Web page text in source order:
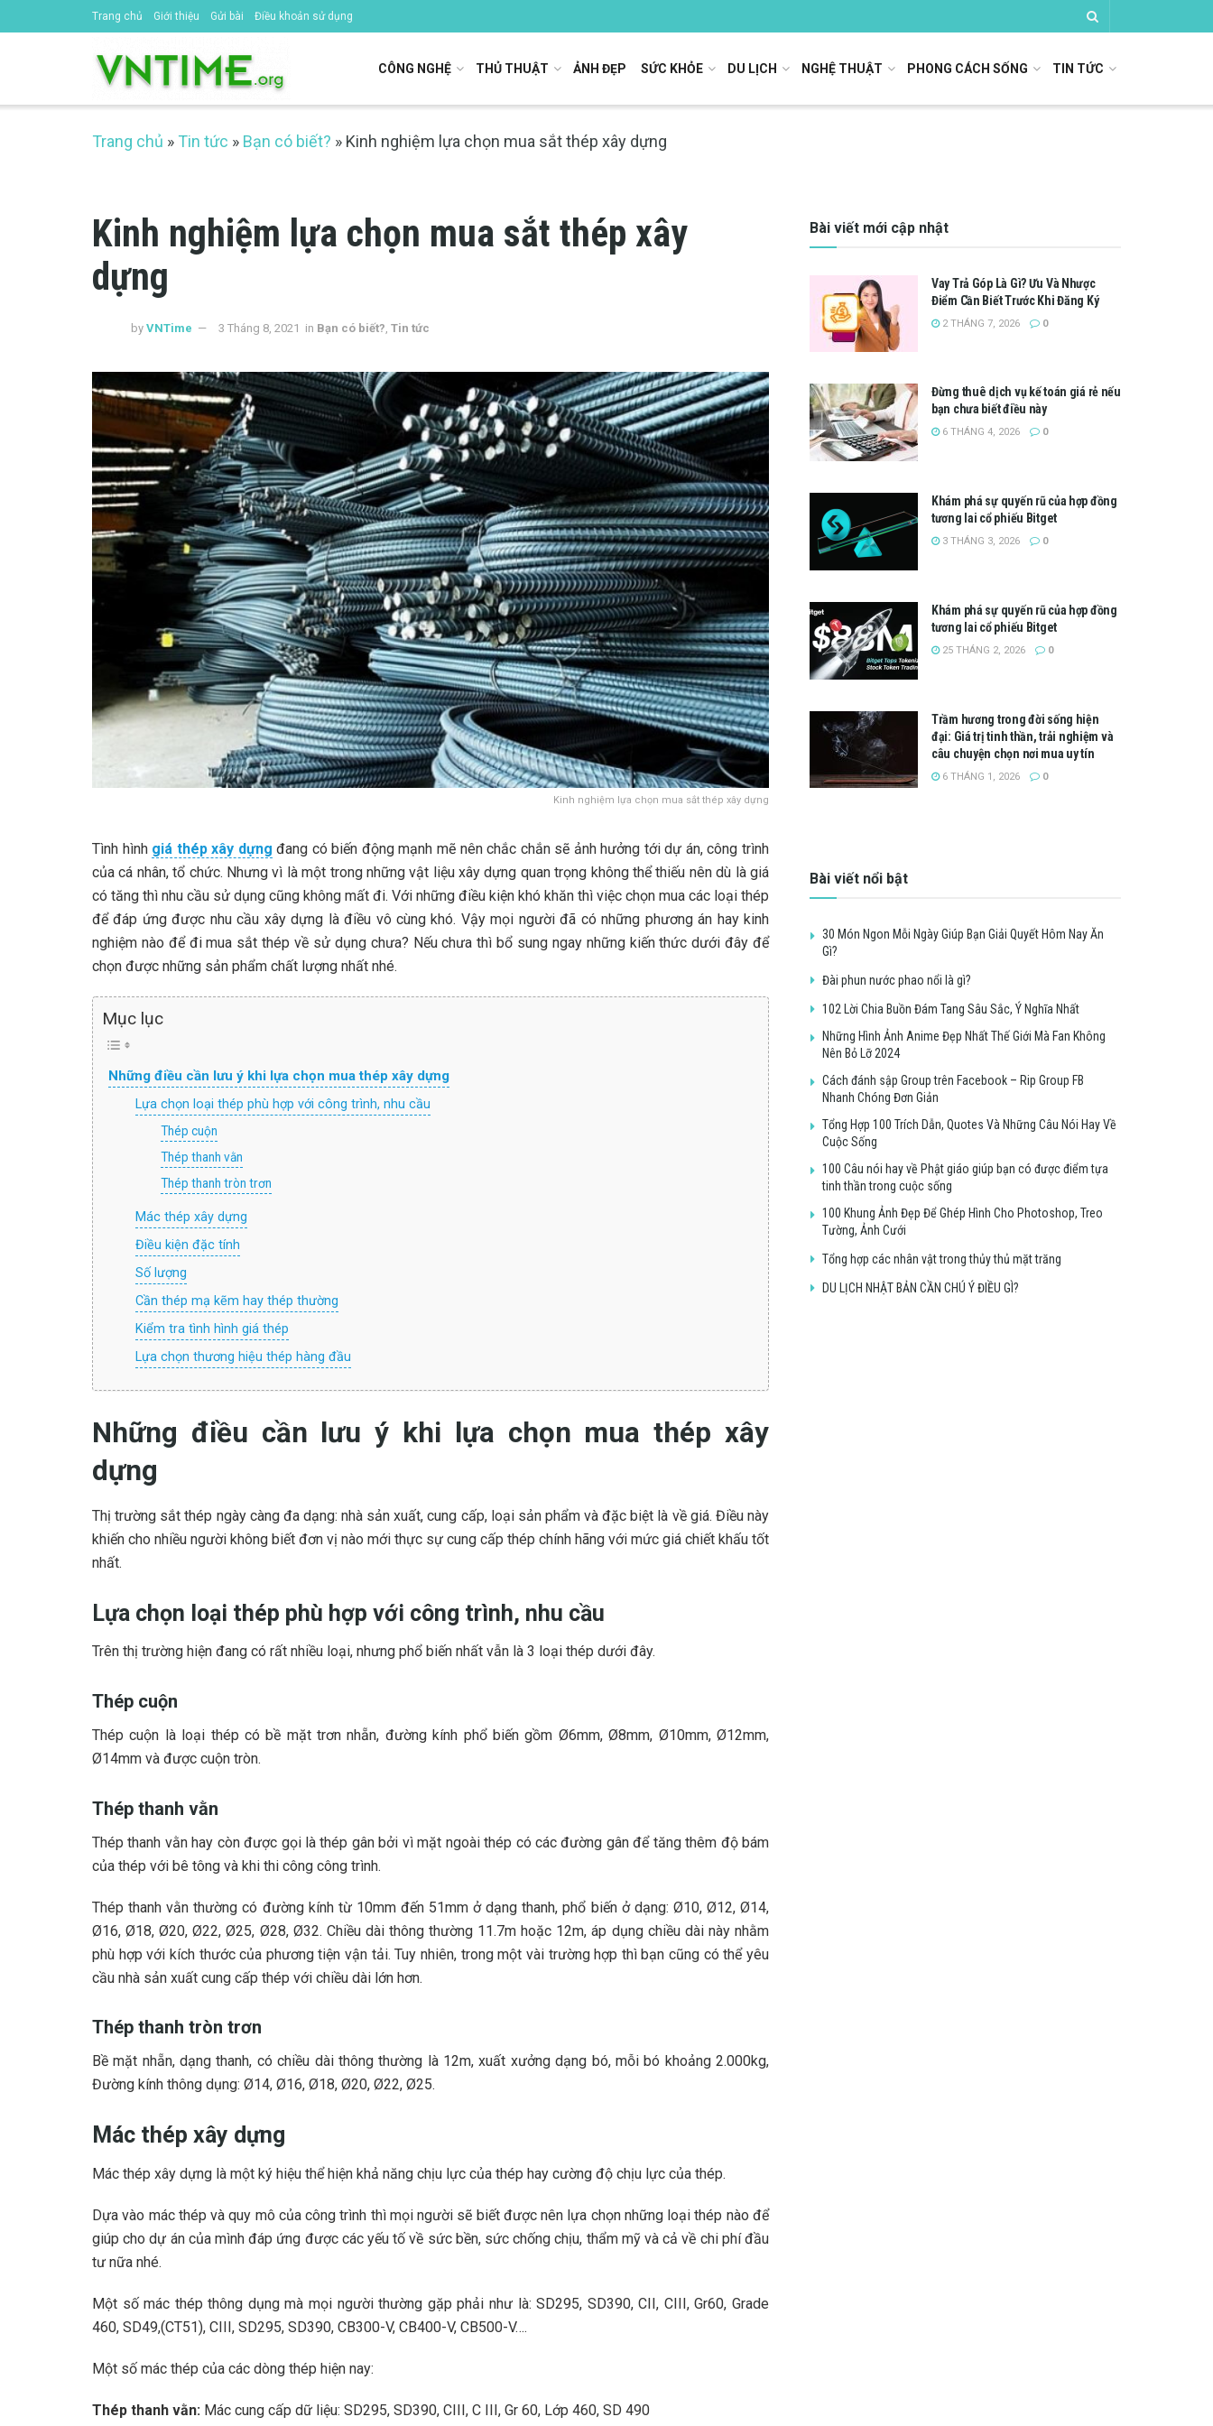
Trang chủ Giới thiệu Gửi bài Điều khoản sử dụng
CÔNG NGHỆ THỦ THUẬT ẢNH ĐẸP SỨC KHỎE DU LỊCH NGHỆ THUẬT PHONG CÁCH SỐNG TIN TỨC
Trang chủ » Tin tức » Bạn có biết? » Kinh nghiệm lựa chọn mua sắt thép xây dựng
Kinh nghiệm lựa chọn mua sắt thép xây
dựng
by VNTime 3 Tháng 8, 2021 in Bạn có biết?, Tin tức
Kinh nghiệm lựa chọn mua sắt thép xây dựng
Tình hình giá thép xây dựng đang có biến động mạnh mẽ nên chắc chắn sẽ ảnh hưởng tới dự án, công trình
của cá nhân, tổ chức. Nhưng vì là một trong những vật liệu xây dựng quan trọng không thể thiếu nên dù là giá
có tăng thì nhu cầu sử dụng cũng không mất đi. Với những điều kiện khó khăn thì việc chọn mua các loại thép
để đáp ứng được nhu cầu xây dựng là điều vô cùng khó. Vậy mọi người đã có những phương án hay kinh
nghiệm nào để đi mua sắt thép về sử dụng chưa? Nếu chưa thì bổ sung ngay những kiến thức dưới đây để
chọn được những sản phẩm chất lượng nhất nhé.
Mục lục
Những điều cần lưu ý khi lựa chọn mua thép xây dựng
Lựa chọn loại thép phù hợp với công trình, nhu cầu
Thép cuộn
Thép thanh vằn
Thép thanh tròn trơn
Mác thép xây dựng
Điều kiện đặc tính
Số lượng
Cần thép mạ kẽm hay thép thường
Kiểm tra tình hình giá thép
Lựa chọn thương hiệu thép hàng đầu
Những điều cần lưu ý khi lựa chọn mua thép xây
dựng
Thị trường sắt thép ngày càng đa dạng: nhà sản xuất, cung cấp, loại sản phẩm và đặc biệt là về giá. Điều này
khiến cho nhiều người không biết đơn vị nào mới thực sự cung cấp thép chính hãng với mức giá chiết khấu tốt
nhất.
Lựa chọn loại thép phù hợp với công trình, nhu cầu
Trên thị trường hiện đang có rất nhiều loại, nhưng phổ biến nhất vẫn là 3 loại thép dưới đây.
Thép cuộn
Thép cuộn là loại thép có bề mặt trơn nhẵn, đường kính phổ biến gồm Ø6mm, Ø8mm, Ø10mm, Ø12mm,
Ø14mm và được cuộn tròn.
Thép thanh vằn
Thép thanh vằn hay còn được gọi là thép gân bởi vì mặt ngoài thép có các đường gân để tăng thêm độ bám
của thép với bê tông và khi thi công công trình.
Thép thanh vằn thường có đường kính từ 10mm đến 51mm ở dạng thanh, phổ biến ở dạng: Ø10, Ø12, Ø14,
Ø16, Ø18, Ø20, Ø22, Ø25, Ø28, Ø32. Chiều dài thông thường 11.7m hoặc 12m, áp dụng chiều dài này nhằm
phù hợp với kích thước của phương tiện vận tải. Tuy nhiên, trong một vài trường hợp thì bạn cũng có thể yêu
cầu nhà sản xuất cung cấp thép với chiều dài lớn hơn.
Thép thanh tròn trơn
Bề mặt nhẵn, dạng thanh, có chiều dài thông thường là 12m, xuất xưởng dạng bó, mỗi bó khoảng 2.000kg,
Đường kính thông dụng: Ø14, Ø16, Ø18, Ø20, Ø22, Ø25.
Mác thép xây dựng
Mác thép xây dựng là một ký hiệu thể hiện khả năng chịu lực của thép hay cường độ chịu lực của thép.
Dựa vào mác thép và quy mô của công trình thì mọi người sẽ biết được nên lựa chọn những loại thép nào để
giúp cho dự án của mình đáp ứng được các yếu tố về sức bền, sức chống chịu, thẩm mỹ và cả về chi phí đầu
tư nữa nhé.
Một số mác thép thông dụng mà mọi người thường gặp phải như là:SD295, SD390, CII, CIII, Gr60, Grade
460, SD49,(CT51), CIII, SD295, SD390, CB300-V, CB400-V, CB500-V….
Một số mác thép của các dòng thép hiện nay:
Thép thanh vằn: Mác cung cấp dữ liệu: SD295, SD390, CIII, C III, Gr 60, Lớp 460, SD 490
Bài viết mới cập nhật
Vay Trả Góp Là Gì? Ưu Và Nhược
Điểm Cần Biết Trước Khi Đăng Ký
2 THÁNG 7, 2026 0
Đừng thuê dịch vụ kế toán giá rẻ nếu
bạn chưa biết điều này
6 THÁNG 4, 2026 0
Khám phá sự quyến rũ của hợp đồng
tương lai cổ phiếu Bitget
3 THÁNG 3, 2026 0
Khám phá sự quyến rũ của hợp đồng
tương lai cổ phiếu Bitget
25 THÁNG 2, 2026 0
Trầm hương trong đời sống hiện
đại: Giá trị tinh thần, trải nghiệm và
câu chuyện chọn nơi mua uy tín
6 THÁNG 1, 2026 0
Bài viết nổi bật
30 Món Ngon Mỗi Ngày Giúp Bạn Giải Quyết Hôm Nay Ăn
Gì?
Đài phun nước phao nổi là gì?
102 Lời Chia Buồn Đám Tang Sâu Sắc, Ý Nghĩa Nhất
Những Hình Ảnh Anime Đẹp Nhất Thế Giới Mà Fan Không
Nên Bỏ Lỡ 2024
Cách đánh sập Group trên Facebook – Rip Group FB
Nhanh Chóng Đơn Giản
Tổng Hợp 100 Trích Dẫn, Quotes Và Những Câu Nói Hay Về
Cuộc Sống
100 Câu nói hay về Phật giáo giúp bạn có được điểm tựa
tinh thần trong cuộc sống
100 Khung Ảnh Đẹp Để Ghép Hình Cho Photoshop, Treo
Tường, Ảnh Cưới
Tổng hợp các nhân vật trong thủy thủ mặt trăng
DU LỊCH NHẬT BẢN CẦN CHÚ Ý ĐIỀU GÌ?